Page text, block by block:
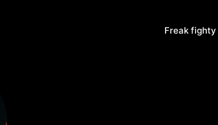
Freak fighty